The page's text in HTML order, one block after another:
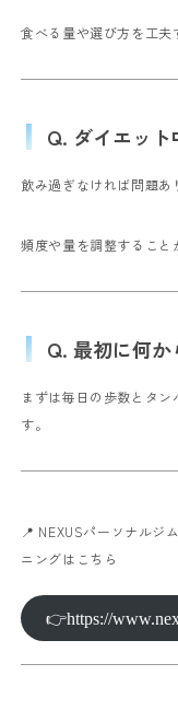
食べる量や選び方を工夫
Q. ダイエッ
飲み過ぎなければ問題あ
頻度や量を調整すること
Q. 最初に何
まずは毎日の歩数とタ
す。
📍 NEXUSパーソナルジ
ニングはこちら
👉https://